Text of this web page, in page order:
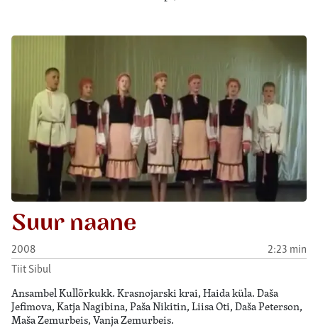
Suur naane
2008
2:23 min
Tiit Sibul
Ansambel Kullõrkukk. Krasnojarski krai, Haida küla. Daša
Jefimova, Katja Nagibina, Paša Nikitin, Liisa Oti, Daša Peterson,
Maša Zemurbeis, Vanja Zemurbeis.